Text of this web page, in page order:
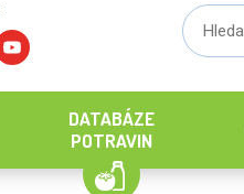
DATABÁZE
POTRAVIN